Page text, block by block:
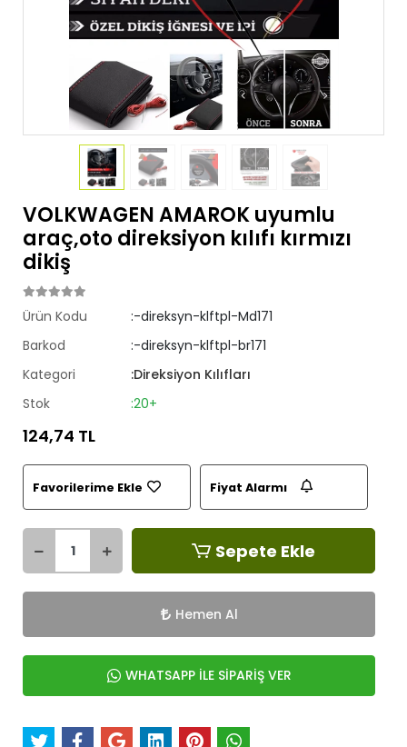
VOLKWAGEN AMAROK uyumlu
araç,oto direksiyon kılıfı kırmızı
dikiş
Ürün Kodu
:-direksyn-klftpl-Md171
Barkod
:-direksyn-klftpl-br171
Kategori
:Direksiyon Kılıfları
Stok
:20+
124,74 TL
Favorilerime Ekle Fiyat Alarmı
Sepete Ekle
Hemen Al
WHATSAPP İLE SİPARİŞ VER